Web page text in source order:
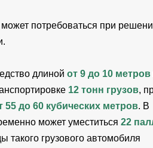
потребоваться при
длиной от 9 до 10 метров
12 тонн грузов,
55 до 60 кубических метров. В
может уместиться 22
такого грузового автомобиля